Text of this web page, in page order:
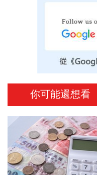
你可能還想看